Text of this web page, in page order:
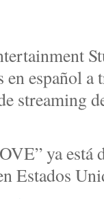
español a
streaming
ya está
Estados